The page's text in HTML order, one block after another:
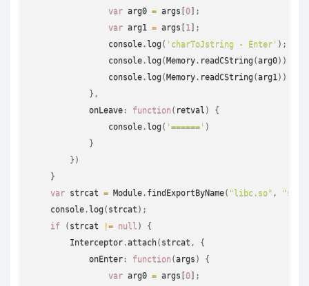
var arg0 = args [0] ;
var arg1 = args [ 1] ;
console. log( 'charToJstring - Enter' ) ;
console. log( Memory. readCString(arg0) )
console. log( Memory. readCString(arg1) )
} ,
            onLeave
: function( retval )
{
console. log( '======' )
}
} )
}
var strcat = Module. findExportByName( "libc.so" ,
console. log( strcat ) ;
if
( strcat != null )
{
        Interceptor
.attach( strcat ,
{
            onEnter
: function(args )
{
var arg0 = args [0] ;